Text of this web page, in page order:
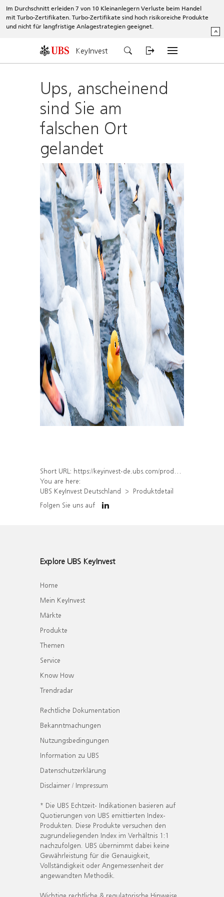
Im Durchschnitt erleiden 7 von 10 Kleinanlegern Verluste beim Handel
mit Turbo-Zertifikaten. Turbo-Zertifikate sind hoch risikoreiche Produkte
und nicht für langfristige Anlagestrategien geeignet.
^
KeyInvest
Ups, anscheinend
sind Sie am
falschen Ort
gelandet
Short URL: https://keyinvest-de.ubs.com/produkt/detail/index/isin/DE000WA7PW31
You are here:
UBS KeyInvest Deutschland
Produktdetail
Folgen Sie uns auf
Explore UBS KeyInvest
Home
Mein KeyInvest
Märkte
Produkte
Themen
Service
Know How
Trendradar
Rechtliche Dokumentation
Bekanntmachungen
Nutzungsbedingungen
Information zu UBS
Datenschutzerklärung
Disclaimer / Impressum
* Die UBS Echtzeit- Indikationen basieren auf
Quotierungen von UBS emittierten Index-
Produkten. Diese Produkte versuchen den
zugrundeliegenden Index im Verhältnis 1:1
nachzufolgen. UBS übernimmt dabei keine
Gewährleistung für die Genauigkeit,
Vollständigkeit oder Angemessenheit der
angewandten Methodik.